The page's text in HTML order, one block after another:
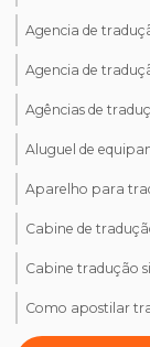
Agencia de
Agencia de
Agências de
Aluguel de
Aparelho para
Cabine de
Cabine tradução
Como apostilar